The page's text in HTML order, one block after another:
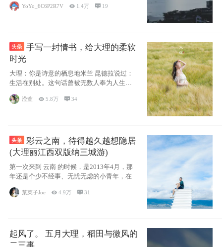
YoYo_6C6P2R7V  1.4万  19
手写一封情书，给大理的柔软
时光
大理：你是诗意的栖息地米兰 昆德拉说过：
生活在别处。这句话曾被无数人奉为人生信
条，并
滢萱 5.8万 34
彩云之南，待得越久越想隐居
(大理丽江西双版纳三城游)
第一次来到 云南 的时候，是2013年4月，那
年还是个少不经事、无忧无虑的小青年，在
菜菜子Joe 4.9万  31
起风了。 五月大理，稻田与微风的